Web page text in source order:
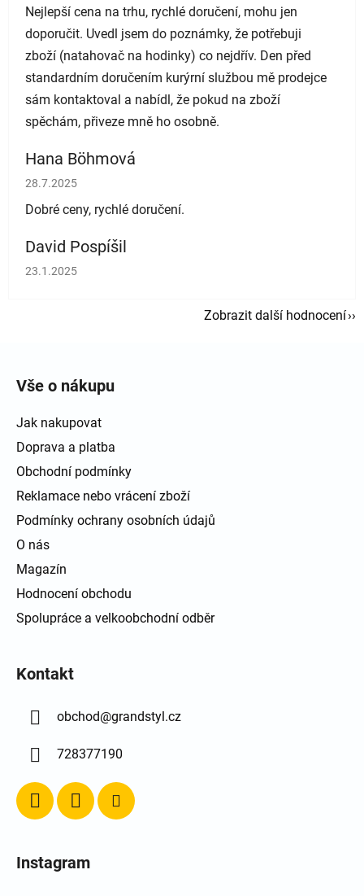
Nejlepší cena na trhu, rychlé doručení, mohu jen
doporučit. Uvedl jsem do poznámky, že potřebuji
zboží (natahovač na hodinky) co nejdřív. Den před
standardním doručením kurýrní službou mě prodejce
sám kontaktoval a nabídl, že pokud na zboží
spěchám, přiveze mně ho osobně.
Hana Böhmová
Hodnocení obchodu je 5 z 5 hvězdiček.
28.7.2025
Dobré ceny, rychlé doručení.
David Pospíšil
Hodnocení obchodu je 5 z 5 hvězdiček.
23.1.2025
Zobrazit další hodnocení
Vše o nákupu
Jak nakupovat
Doprava a platba
Obchodní podmínky
Reklamace nebo vrácení zboží
Podmínky ochrany osobních údajů
O nás
Magazín
Hodnocení obchodu
Spolupráce a velkoobchodní odběr
Kontakt
obchod@grandstyl.cz
728377190
Instagram